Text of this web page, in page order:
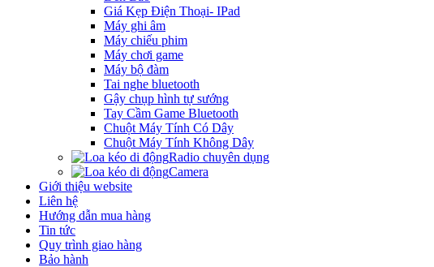
Giá Kẹp Điện Thoại- IPad
Máy ghi âm
Máy chiếu phim
Máy chơi game
Máy bộ đàm
Tai nghe bluetooth
Gậy chụp hình tự sướng
Tay Cầm Game Bluetooth
Chuột Máy Tính Có Dây
Chuột Máy Tính Không Dây
Radio chuyên dụng
Camera
Giới thiệu website
Liên hệ
Hướng dẫn mua hàng
Tin tức
Quy trình giao hàng
Bảo hành